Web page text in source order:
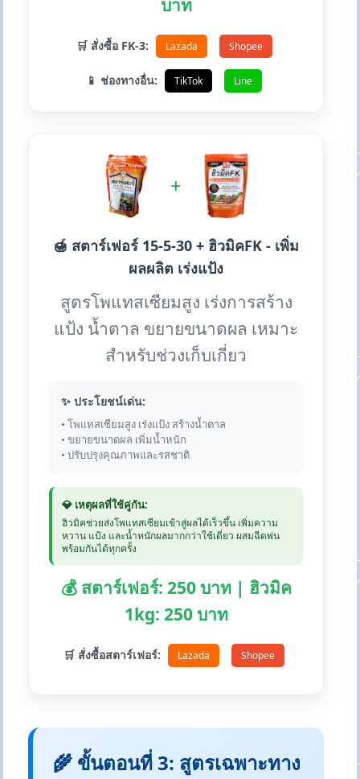
บาท
🛒 สั่งซื้อ FK-3: Lazada Shopee
📱 ช่องทางอื่น: TikTok Line
+
🍯 สตาร์เฟอร์ 15-5-30 + ฮิวมิคFK - เพิ่ม
ผลผลิต เร่งแป้ง
สูตรโพแทสเซียมสูง เร่งการสร้าง
แป้ง น้ำตาล ขยายขนาดผล เหมาะ
สำหรับช่วงเก็บเกี่ยว
✨ ประโยชน์เด่น:
• โพแทสเซียมสูง เร่งแป้ง สร้างน้ำตาล
• ขยายขนาดผล เพิ่มน้ำหนัก
• ปรับปรุงคุณภาพและรสชาติ
💎 เหตุผลที่ใช้คู่กัน:
ฮิวมิคช่วยส่งโพแทสเซียมเข้าสู่ผลได้เร็วขึ้น เพิ่มความ
หวาน แป้ง และน้ำหนักผลมากกว่าใช้เดี่ยว ผสมฉีดพ่น
พร้อมกันได้ทุกครั้ง
💰 สตาร์เฟอร์: 250 บาท | ฮิวมิค
1kg: 250 บาท
🛒 สั่งซื้อสตาร์เฟอร์: Lazada Shopee
🌾 ขั้นตอนที่ 3: สูตรเฉพาะทาง